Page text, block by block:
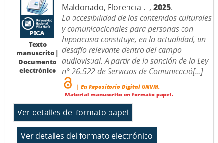
Texto
manuscrito |
Documento
electrónico
Maldonado, Florencia .- , 2025.
La accesibilidad de los contenidos culturales
y comunicacionales para personas con
hipoacusia constituye, en la actualidad, un
desafío relevante dentro del campo
audiovisual. A partir de la sanción de la Ley
n° 26.522 de Servicios de Comunicació[...]
| En Repositorio Digital UNVM.
Material manuscrito en formato papel.